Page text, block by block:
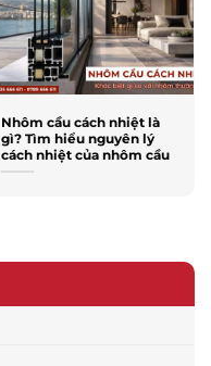
Nhôm cầu cách nhiệt là
gì? Tìm hiểu nguyên lý
cách nhiệt của nhôm cầu